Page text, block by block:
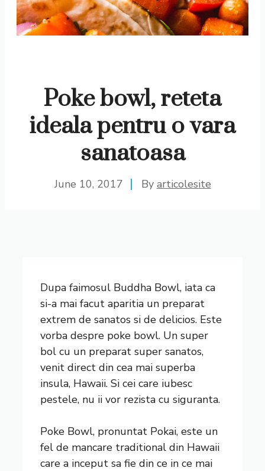
Poke bowl, reteta
ideala pentru o vara
sanatoasa
June 10, 2017 By articolesite
Dupa faimosul Buddha Bowl, iata ca
si-a mai facut aparitia un preparat
extrem de sanatos si de delicios. Este
vorba despre poke bowl. Un super
bol cu un preparat super sanatos,
venit direct din cea mai superba
insula, Hawaii. Si cei care iubesc
pestele, nu ii vor rezista cu siguranta.
Poke Bowl, pronuntat Pokai, este un
fel de mancare traditional din Hawaii
care a inceput sa fie din ce in ce mai